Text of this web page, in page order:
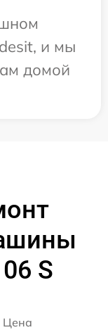
и мы
домой
S
Цена